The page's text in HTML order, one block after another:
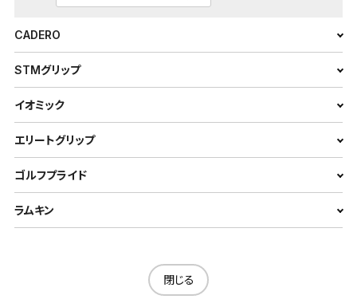
CADERO
STMグリップ
イオミック
エリートグリップ
ゴルフプライド
ラムキン
閉じる